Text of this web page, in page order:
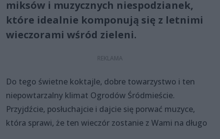
miksów i muzycznych niespodzianek,
które idealnie komponują się z letnimi
wieczorami wśród zieleni.
Do tego świetne koktajle, dobre towarzystwo i ten
niepowtarzalny klimat Ogrodów Śródmieście.
Przyjdźcie, posłuchajcie i dajcie się porwać muzyce,
która sprawi, że ten wieczór zostanie z Wami na długo